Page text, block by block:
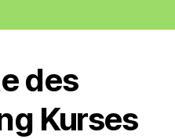
des
Kurses